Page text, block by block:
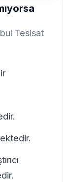
Tesisat